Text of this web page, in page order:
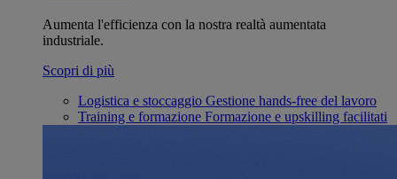
Aumenta l'efficienza con la nostra realtà aumentata
industriale.
Scopri di più
Logistica e stoccaggio Gestione hands-free del lavoro
Training e formazione Formazione e upskilling facilitati